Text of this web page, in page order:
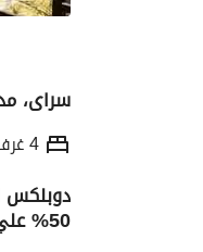
سراى،
4 غرف
دوبلكس
50% علي الدفع كاش لفترة محدودة وبأقل سعر فى السوق